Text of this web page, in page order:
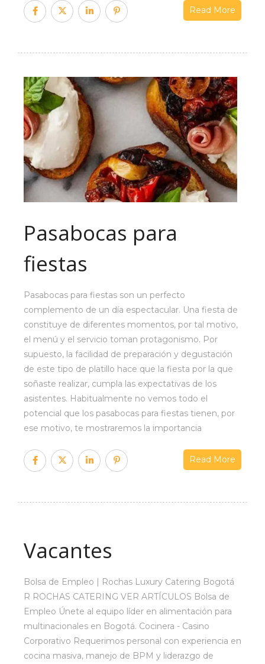
Read More
Pasabocas para
fiestas
Pasabocas para fiestas son un perfecto
complemento de un día espectacular. Una fiesta de
constituye de diferentes momentos, por tal motivo,
el menú y el servicio toman protagonismo. Por
supuesto, la facilidad de preparación y degustación
de este tipo de platillo hace que la fiesta por la que
soñaste realizar, cumpla las expectativas de los
asistentes. Habitualmente no vemos todo el
potencial que los pasabocas para fiestas tienen, por
ese motivo, te mostraremos la importancia
Read More
Vacantes
Bolsa de Empleo | Rochas Luxury Catering Bogotá
R ROCHAS CATERING VER ARTÍCULOS Bolsa de
Empleo Únete al equipo líder en alimentación para
multinacionales en Bogotá. Cocinera - Casino
Corporativo Requerimos personal con experiencia en
cocina masiva, manejo de BPM y liderazgo de